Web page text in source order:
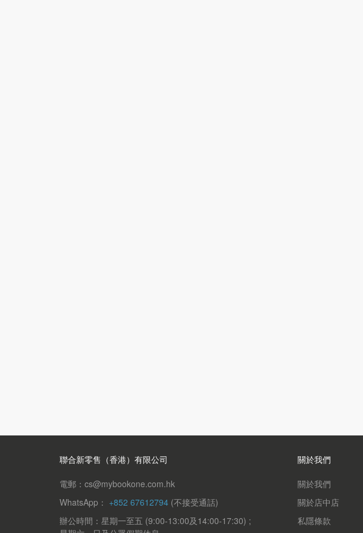
聯合新零售（香港）有限公司
電郵：cs@mybookone.com.hk
WhatsApp： +852 67612794 (不接受通話)
辦公時間：星期一至五 (9:00-13:00及14:00-17:30) ;
關於我們
關於我們
關於店中店
私隱條款